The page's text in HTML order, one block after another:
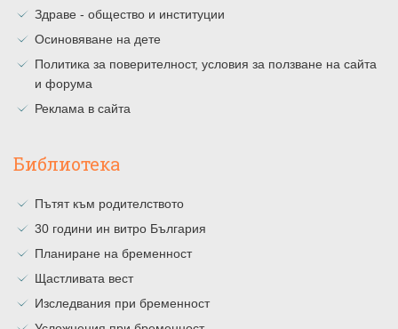
Здраве - общество и институции
Осиновяване на дете
Политика за поверителност, условия за ползване на сайта
и форума
Реклама в сайта
Библиотека
Пътят към родителството
30 години ин витро България
Планиране на бременност
Щастливата вест
Изследвания при бременност